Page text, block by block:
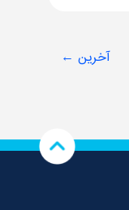
آخرین ←